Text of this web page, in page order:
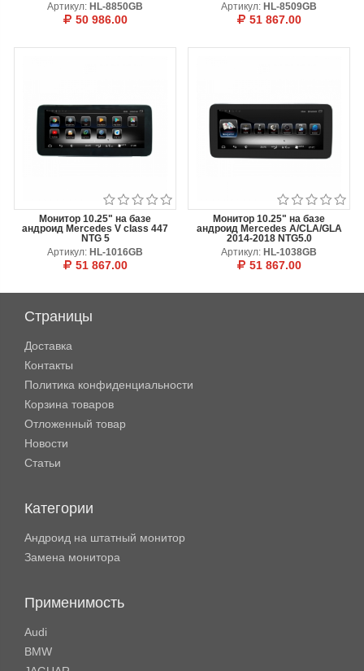
Артикул: HL-8850GB
50 986.00
Артикул: HL-8509GB
51 867.00
Монитор 10.25" на базе
андроид Mercedes V class 447
NTG 5
Артикул: HL-1016GB
51 867.00
Монитор 10.25" на базе
андроид Mercedes A/CLA/GLA
2014-2018 NTG5.0
Артикул: HL-1038GB
51 867.00
Страницы
Доставка
Контакты
Политика конфиденциальности
Корзина товаров
Отложенный товар
Новости
Статьи
Категории
Андроид на штатный монитор
Замена монитора
Применимость
Audi
BMW